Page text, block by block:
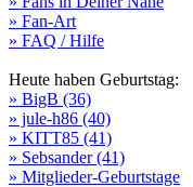
» Fan-Art
» FAQ / Hilfe
Heute haben Geburtstag:
» BigB (36)
» jule-h86 (40)
» KITT85 (41)
» Sebsander (41)
» Mitglieder-Geburtstage